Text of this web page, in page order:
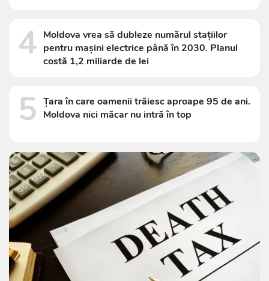
4 Moldova vrea să dubleze numărul stațiilor
pentru mașini electrice până în 2030. Planul
costă 1,2 miliarde de lei
5 Țara în care oamenii trăiesc aproape 95 de ani.
Moldova nici măcar nu intră în top